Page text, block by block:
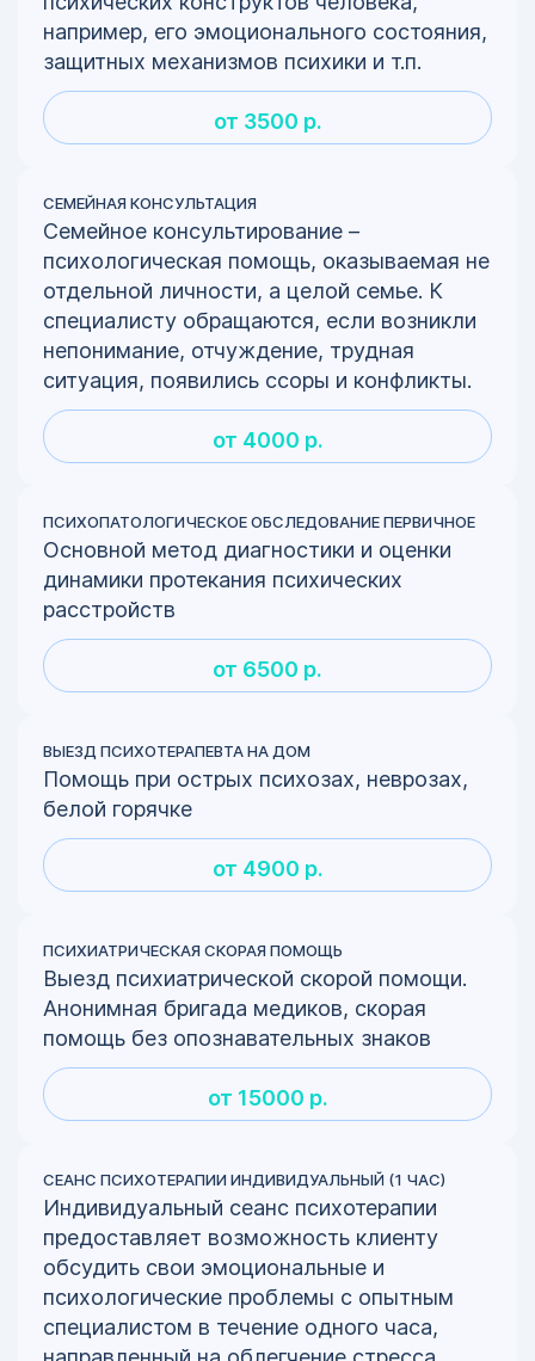
например, его эмоционального состояния,
защитных механизмов психики и т.п.
от 3500 р.
СЕМЕЙНАЯ КОНСУЛЬТАЦИЯ
Семейное консультирование –
психологическая помощь, оказываемая не
отдельной личности, а целой семье. К
специалисту обращаются, если возникли
непонимание, отчуждение, трудная
ситуация, появились ссоры и конфликты.
от 4000 р.
ПСИХОПАТОЛОГИЧЕСКОЕ ОБСЛЕДОВАНИЕ ПЕРВИЧНОЕ
Основной метод диагностики и оценки
динамики протекания психических
расстройств
от 6500 р.
ВЫЕЗД ПСИХОТЕРАПЕВТА НА ДОМ
Помощь при острых психозах, неврозах,
белой горячке
от 4900 р.
ПСИХИАТРИЧЕСКАЯ СКОРАЯ ПОМОЩЬ
Выезд психиатрической скорой помощи.
Анонимная бригада медиков, скорая
помощь без опознавательных знаков
от 15000 р.
СЕАНС ПСИХОТЕРАПИИ ИНДИВИДУАЛЬНЫЙ (1 ЧАС)
Индивидуальный сеанс психотерапии
предоставляет возможность клиенту
обсудить свои эмоциональные и
психологические проблемы с опытным
специалистом в течение одного часа,